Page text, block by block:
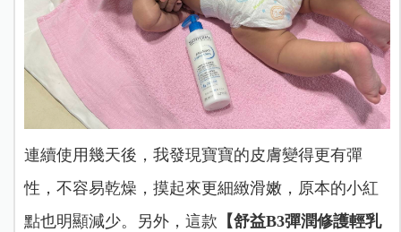
連續使用幾天後，我發現寶寶的皮膚變得更有彈
性，不容易乾燥，摸起來更細緻滑嫩，原本的小紅
點也明顯減少。另外，這款 【舒益B3彈潤修護輕乳